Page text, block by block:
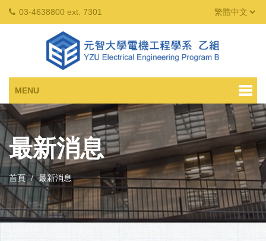
03-4638800 ext. 7301
MENU
最新消息
首頁 最新消息